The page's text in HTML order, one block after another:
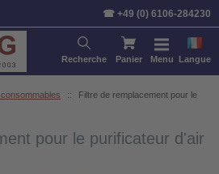
☎ +49 (0) 6106-284230
Recherche Panier Menu Langue
::
Filtre de remplacement pour le
pour le purificateur d'air
Article Prix